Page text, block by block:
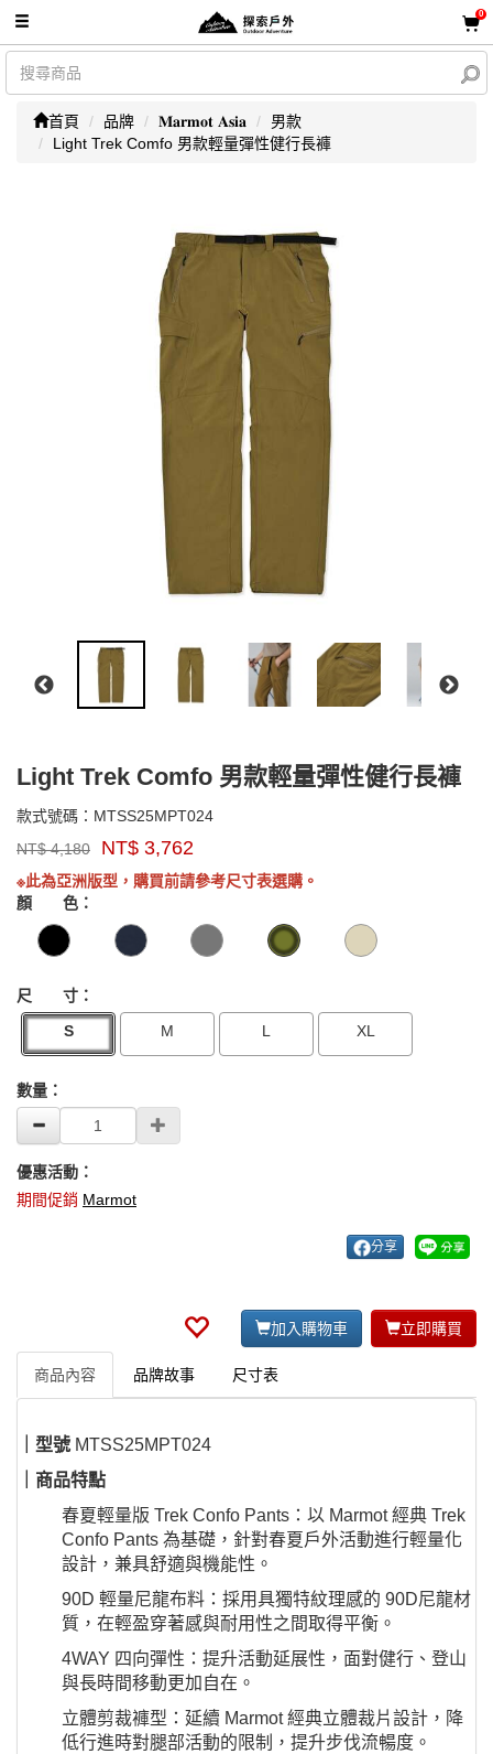
0
首頁 品牌 𝐌𝐚𝐫𝐦𝐨𝐭 𝐀𝐬𝐢𝐚
男款
Light Trek Comfo 男款輕量彈性健行長褲
Light Trek Comfo 男款輕量彈性健行長褲
款式號碼： MTSS25MPT024MTSS25MPT024
牌：
Marmot
Asia
NT$4,180 NT$ 3,762
※此為亞洲版型，購買前請參考尺寸表選購。
顏 色：
尺 寸：
S
M L XL
數量：
優惠活動：
期間促銷 Marmot
分享
加入購物車 立即購買
商品內容 品牌故事 尺寸表
｜型號 MTSS25MPT024
｜商品特點
春夏輕量版 Trek Confo Pants：以 Marmot 經典 Trek
Confo Pants 為基礎，針對春夏戶外活動進行輕量化
設計，兼具舒適與機能性。
90D 輕量尼龍布料：採用具獨特紋理感的 90D尼龍材
質，在輕盈穿著感與耐用性之間取得平衡。
4WAY 四向彈性：提升活動延展性，面對健行、登山
與長時間移動更加自在。
立體剪裁褲型：延續 Marmot 經典立體裁片設計，降
低行進時對腿部活動的限制，提升步伐流暢度。